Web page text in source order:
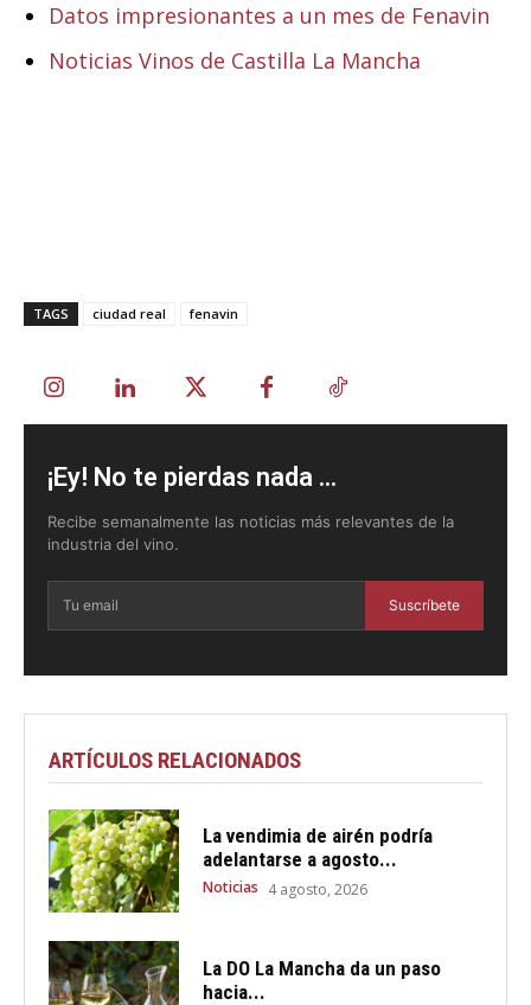
Datos impresionantes a un mes de Fenavin
Noticias Vinos de Castilla La Mancha
TAGS ciudad real fenavin
¡Ey! No te pierdas nada ...
Recibe semanalmente las noticias más relevantes de la
industria del vino.
Suscríbete
ARTÍCULOS RELACIONADOS
La vendimia de airén podría
adelantarse a agosto...
Noticias 4 agosto, 2026
La DO La Mancha da un paso
hacia...